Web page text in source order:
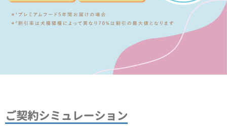
ご契約シミュレーション